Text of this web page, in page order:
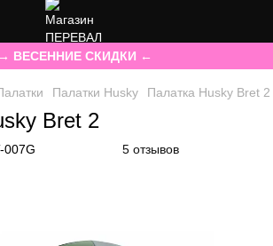
→ ВЕСЕННИЕ СКИДКИ ←
Палатки Husky Палатка Husky Bret 2
Bret 2
007G 5 отзывов